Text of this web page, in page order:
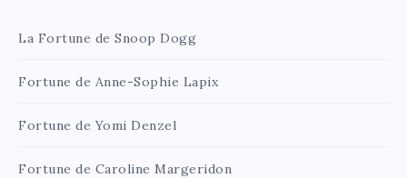
La Fortune de Snoop Dogg
Fortune de Anne-Sophie Lapix
Fortune de Yomi Denzel
Fortune de Caroline Margeridon